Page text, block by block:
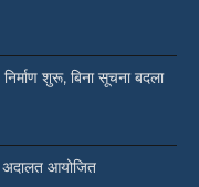
शुरू, बिना सूचना बदला
अदालत आयोजित